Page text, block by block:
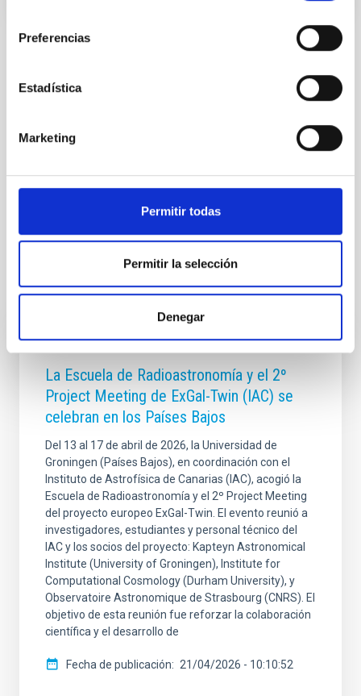
Preferencias
Estadística
Marketing
Permitir todas
Permitir la selección
Denegar
NOTA DE PRENSA
Astrofísica Divulgación
Profesorado
Otras noticias relacionadas
La Escuela de Radioastronomía y el 2º
Project Meeting de ExGal-Twin (IAC) se
celebran en los Países Bajos
Del 13 al 17 de abril de 2026, la Universidad de
Groningen (Países Bajos), en coordinación con el
Instituto de Astrofísica de Canarias (IAC), acogió la
Escuela de Radioastronomía y el 2º Project Meeting
del proyecto europeo ExGal-Twin. El evento reunió a
investigadores, estudiantes y personal técnico del
IAC y los socios del proyecto: Kapteyn Astronomical
Institute (University of Groningen), Institute for
Computational Cosmology (Durham University), y
Observatoire Astronomique de Strasbourg (CNRS). El
objetivo de esta reunión fue reforzar la colaboración
científica y el desarrollo de
Fecha de publicación 21/04/2026 - 10:10:52